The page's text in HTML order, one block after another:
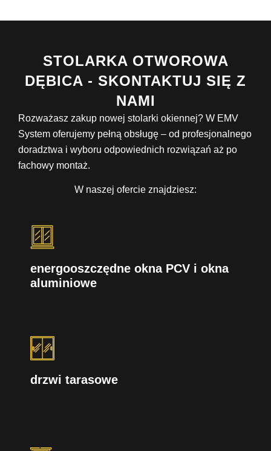
STOLARKA OTWOROWA
DĘBICA - SKONTAKTUJ SIĘ Z
NAMI
Rozważasz zakup nowej stolarki okiennej? W EMV
System oferujemy pełną obsługę – od profesjonalnego
doradztwa i wyboru odpowiednich rozwiązań aż po
fachowy montaż.
W naszej ofercie znajdziesz:
energooszczędne okna PCV i okna
aluminiowe
drzwi tarasowe